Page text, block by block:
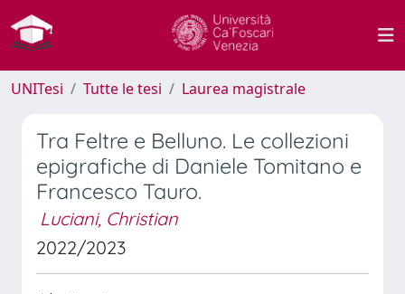
UNITesi Tutte le tesi Laurea magistrale
Tra Feltre e Belluno. Le collezioni
epigrafiche di Daniele Tomitano e
Francesco Tauro.
Luciani, Christian
2022/2023